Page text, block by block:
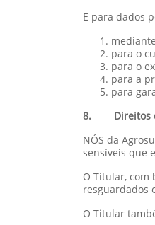
E para dados
para o
para o
para a
para
8. Direitos
NÓS da
sensíveis que
O Titular, com
resguardados
O Titular